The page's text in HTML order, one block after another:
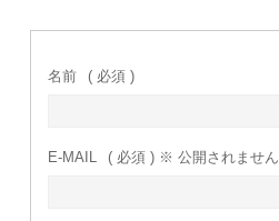
名前 ( 必須 )
E-MAIL ( 必須 ) ※ 公開されません